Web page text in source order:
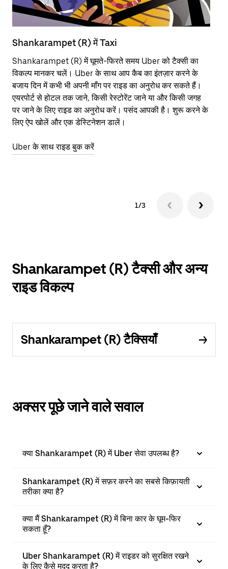
Shankarampet (R) में Taxi
Shankarampet (R) में घूमते-फिरते समय Uber को टैक्सी का
विकल्प मानकर चलें। Uber के साथ आप कैब का इंतज़ार करने के
बजाय दिन में कभी भी अपनी माँग पर राइड का अनुरोध कर सकते हैं।
एयरपोर्ट से होटल तक जाने, किसी रेस्टोरेंट जाने या और किसी जगह
पर जाने के लिए राइड का अनुरोध करें। पसंद आपकी है। शुरू करने के
लिए ऐप खोलें और एक डेस्टिनेशन डालें।
Uber के साथ राइड बुक करें
1/3
Shankarampet (R) टैक्सी और अन्य
राइड विकल्प
Shankarampet (R) टैक्सियाँ
अक्सर पूछे जाने वाले सवाल
क्या Shankarampet (R) में Uber सेवा उपलब्ध है?
Shankarampet (R) में सफ़र करने का सबसे किफ़ायती
तरीका क्या है?
क्या मैं Shankarampet (R) में बिना कार के घूम-फिर
सकता हूँ?
Uber Shankarampet (R) में राइडर को सुरक्षित रखने
के लिए कैसे मदद करता है?